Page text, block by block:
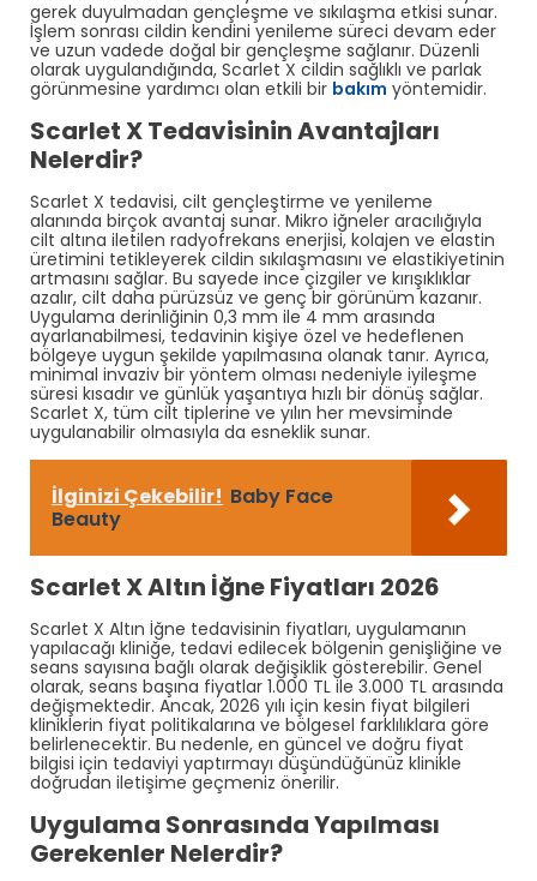
gerek duyulmadan gençleşme ve sıkılaşma etkisi sunar.
İşlem sonrası cildin kendini yenileme süreci devam eder
ve uzun vadede doğal bir gençleşme sağlanır. Düzenli
olarak uygulandığında, Scarlet X cildin sağlıklı ve parlak
görünmesine yardımcı olan etkili bir bakım yöntemidir.
Scarlet X Tedavisinin Avantajları
Nelerdir?
Scarlet X tedavisi, cilt gençleştirme ve yenileme
alanında birçok avantaj sunar. Mikro iğneler aracılığıyla
cilt altına iletilen radyofrekans enerjisi, kolajen ve elastin
üretimini tetikleyerek cildin sıkılaşmasını ve elastikiyetinin
artmasını sağlar. Bu sayede ince çizgiler ve kırışıklıklar
azalır, cilt daha pürüzsüz ve genç bir görünüm kazanır.
Uygulama derinliğinin 0,3 mm ile 4 mm arasında
ayarlanabilmesi, tedavinin kişiye özel ve hedeflenen
bölgeye uygun şekilde yapılmasına olanak tanır. Ayrıca,
minimal invaziv bir yöntem olması nedeniyle iyileşme
süresi kısadır ve günlük yaşantıya hızlı bir dönüş sağlar.
Scarlet X, tüm cilt tiplerine ve yılın her mevsiminde
uygulanabilir olmasıyla da esneklik sunar. ​
İlginizi Çekebilir! Baby Face
Beauty
Scarlet X Altın İğne Fiyatları 2026
Scarlet X Altın İğne tedavisinin fiyatları, uygulamanın
yapılacağı kliniğe, tedavi edilecek bölgenin genişliğine ve
seans sayısına bağlı olarak değişiklik gösterebilir. Genel
olarak, seans başına fiyatlar 1.000 TL ile 3.000 TL arasında
değişmektedir. Ancak, 2026 yılı için kesin fiyat bilgileri
kliniklerin fiyat politikalarına ve bölgesel farklılıklara göre
belirlenecektir. Bu nedenle, en güncel ve doğru fiyat
bilgisi için tedaviyi yaptırmayı düşündüğünüz klinikle
doğrudan iletişime geçmeniz önerilir. ​
Uygulama Sonrasında Yapılması
Gerekenler Nelerdir?